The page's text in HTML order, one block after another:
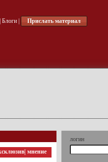
Блоги| Прислать материал
мнение
логин